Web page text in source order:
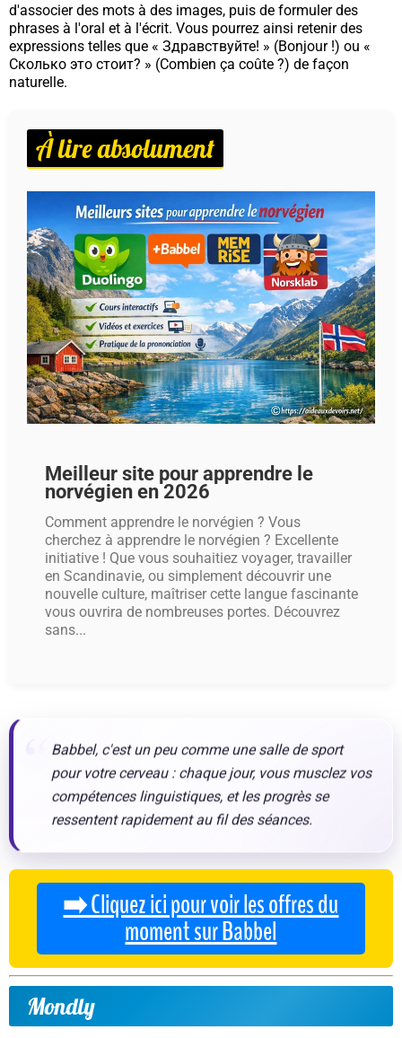
d'associer des mots à des images, puis de formuler des
phrases à l'oral et à l'écrit. Vous pourrez ainsi retenir des
expressions telles que « Здравствуйте! » (Bonjour !) ou «
Сколько это стоит? » (Combien ça coûte ?) de façon
naturelle.
À lire absolument
Meilleur site pour apprendre le
norvégien en 2026
Comment apprendre le norvégien ? Vous
cherchez à apprendre le norvégien ? Excellente
initiative ! Que vous souhaitiez voyager, travailler
en Scandinavie, ou simplement découvrir une
nouvelle culture, maîtriser cette langue fascinante
vous ouvrira de nombreuses portes. Découvrez
sans...
Babbel, c'est un peu comme une salle de sport
pour votre cerveau : chaque jour, vous musclez vos
compétences linguistiques, et les progrès se
ressentent rapidement au fil des séances.
➡️ Cliquez ici pour voir les offres du
moment sur Babbel
Mondly